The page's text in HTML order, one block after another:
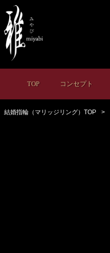
TOP コンセプト
結婚指輪（マリッジリング）TOP